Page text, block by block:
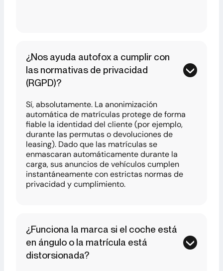
¿Nos ayuda autofox a cumplir con
las normativas de privacidad
(RGPD)?
Sí, absolutamente. La anonimización
automática de matrículas protege de forma
fiable la identidad del cliente (por ejemplo,
durante las permutas o devoluciones de
leasing). Dado que las matrículas se
enmascaran automáticamente durante la
carga, sus anuncios de vehículos cumplen
instantáneamente con estrictas normas de
privacidad y cumplimiento.
¿Funciona la marca si el coche está
en ángulo o la matrícula está
distorsionada?